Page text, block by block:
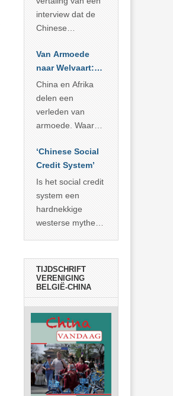
interview dat de
Chinese
Sociale
Wetenschappen
afnam van de
Britse
marxistische
econoom Michael
zien dat
… >> lees meer
Van Armoede
naar Welvaart:
Wat Afrika kan
leren van
China’s
economisch
China en Afrika
delen een
verleden van
armoede. Waar
voorbije veertig
jaar in slaagde
meer dan 800
miljoen mensen
uit de armoede
… >> lees meer
‘Chinese Social
Credit System’
Is het social credit
system een
hardnekkige
westerse mythe of
TIJDSCHRIFT
VERENIGING
BELGIË-CHINA